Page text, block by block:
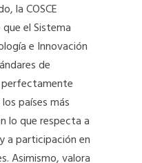
la COSCE
el Sistema
e Innovación
de
países más
lo que respecta a
a participación en
Asimismo, valora